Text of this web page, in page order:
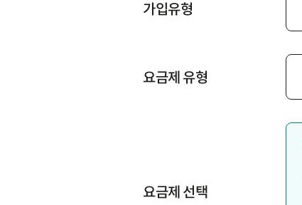
가입유형
요금제 유형
요금제 선택